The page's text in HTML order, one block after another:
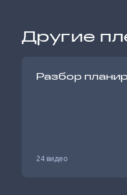
Другие
Разбор
24 видео